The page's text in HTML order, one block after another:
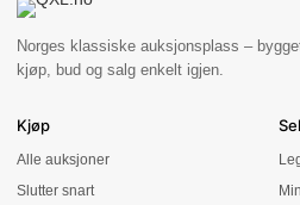
Norges klassiske auksjonsplass –
kjøp, bud og salg enkelt igjen.
Kjøp
Alle auksjoner
Slutter snart